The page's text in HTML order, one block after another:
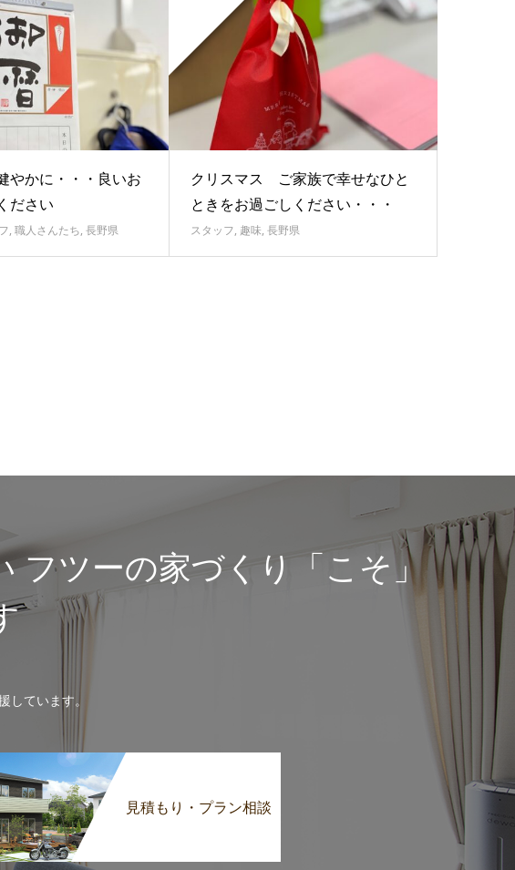
やかに・・・良いお
ださい
, 職人さんたち, 長野県
クリスマス ご家族で幸せなひと
ときをお過ごしください・・・
スタッフ, 趣味, 長野県
フツーの家づくり「こそ」
しています。
見積もり・プラン相談